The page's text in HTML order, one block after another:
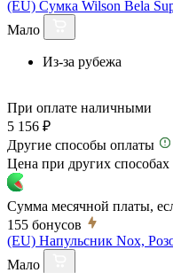
(EU) Сумка Wilson Bela
Мало
Из-за рубежа
При оплате наличными
5 156 ₽
Другие способы оплаты
Цена при других
Сумма месячной платы,
155 бонусов
(EU) Напульсник Nox,
Мало